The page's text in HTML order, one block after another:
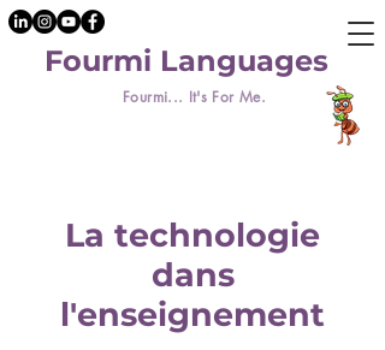
Fourmi... It's For Me.
Fourmi Languages
La technologie
dans
l'enseignement